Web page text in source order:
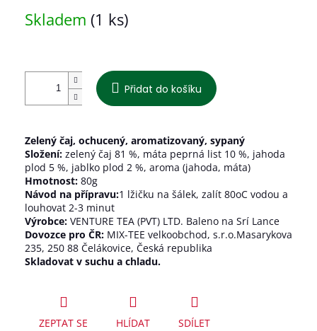
cena:
Skladem (1 ks)
Přidat do košíku
Zelený čaj, ochucený, aromatizovaný, sypaný
Složení: zelený čaj 81 %, máta peprná list 10 %, jahoda
plod 5 %, jablko plod 2 %, aroma (jahoda, máta)
Hmotnost: 80g
Návod na přípravu:1 lžičku na šálek, zalít 80oC vodou a
louhovat 2-3 minut
Výrobce: VENTURE TEA (PVT) LTD. Baleno na Srí Lance
Dovozce pro ČR: MIX-TEE velkoobchod, s.r.o.Masarykova
235, 250 88 Čelákovice, Česká republika
Skladovat v suchu a chladu.
ZEPTAT SE HLÍDAT SDÍLET